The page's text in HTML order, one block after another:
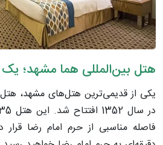
هتل بین‌المللی هما مشهد؛ یک
یکی از قدیمی‌ترین هتل‌های مشهد،